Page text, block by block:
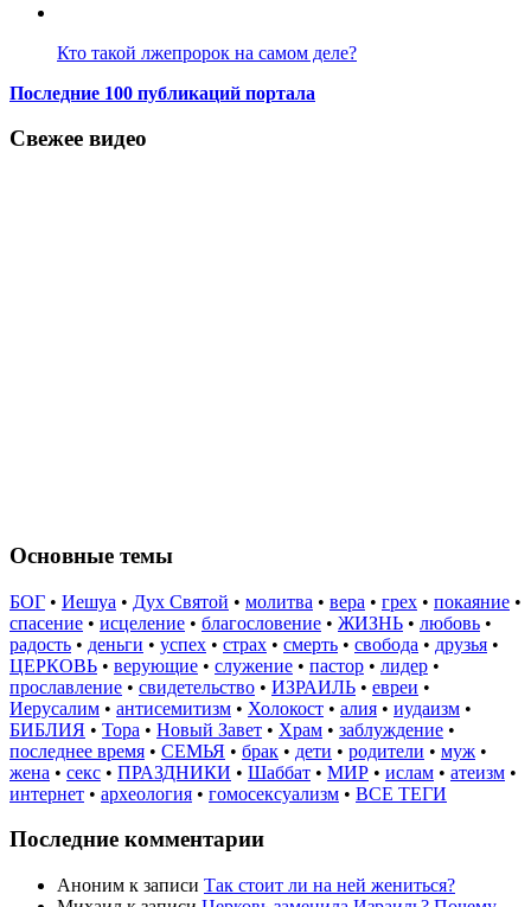
Кто такой лжепророк на самом деле?
Последние 100 публикаций портала
Свежее видео
Основные темы
БОГ • Иешуа • Дух Святой • молитва • вера • грех • покаяние •
спасение • исцеление • благословение • ЖИЗНЬ • любовь •
радость • деньги • успех • страх • смерть • свобода • друзья •
ЦЕРКОВЬ • верующие • служение • пастор • лидер •
прославление • свидетельство • ИЗРАИЛЬ • евреи •
Иерусалим • антисемитизм • Холокост • алия • иудаизм •
БИБЛИЯ • Тора • Новый Завет • Храм • заблуждение •
последнее время • СЕМЬЯ • брак • дети • родители • муж •
жена • секс • ПРАЗДНИКИ • Шаббат • МИР • ислам • атеизм •
интернет • археология • гомосексуализм • ВСЕ ТЕГИ
Последние комментарии
Аноним к записи Так стоит ли на ней жениться?